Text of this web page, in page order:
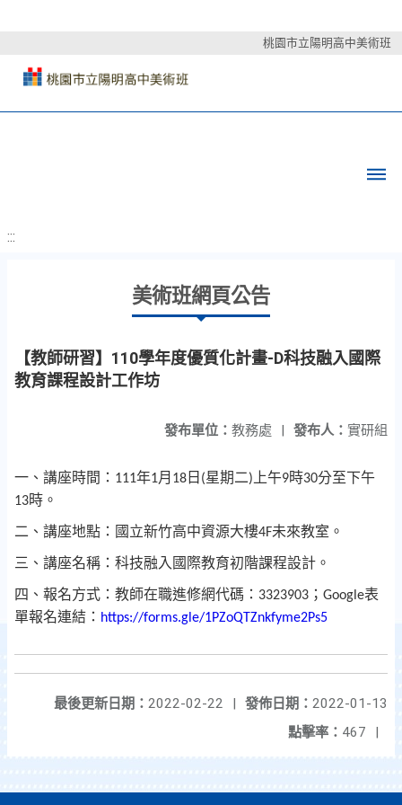
桃園市立陽明高中美術班
:::
美術班網頁公告
【教師研習】110學年度優質化計畫-D科技融入國際
教育課程設計工作坊
發布人： 實研組
發布單位： 教務處 |
一、講座時間： 111年1月 18 日 (星期二) 上午9時30分至下午
13時。
二、講座地點：國立新竹高中資源大樓4F未來教室。
三、講座名稱：科技融入國際教育初階課程設計。
四、報名方式：教師在職進修網代碼： 3323903 ； Google表
單報名連結： https://forms.gle/1PZoQTZnkfyme2Ps5
發佈日期： 2022-01-13
最後更新日期： 2022-02-22
|
點擊率： 467 |